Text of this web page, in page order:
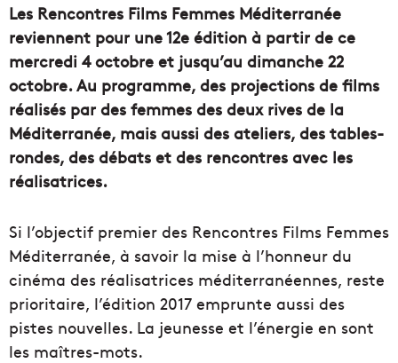
Les Rencontres Films Femmes Méditerranée
reviennent pour une 12e édition à partir de ce
mercredi 4 octobre et jusqu’au dimanche 22
octobre. Au programme, des projections de films
réalisés par des femmes des deux rives de la
Méditerranée, mais aussi des ateliers, des tables-
rondes, des débats et des rencontres avec les
réalisatrices.
Si l’objectif premier des Rencontres Films Femmes
Méditerranée, à savoir la mise à l’honneur du
cinéma des réalisatrices méditerranéennes, reste
prioritaire, l’édition 2017 emprunte aussi des
pistes nouvelles. La jeunesse et l’énergie en sont
les maîtres-mots.